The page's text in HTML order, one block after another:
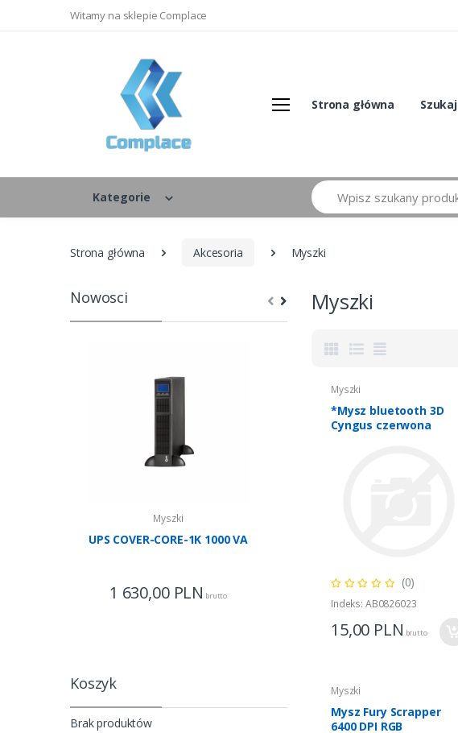
Witamy na sklepie Complace
Strona główna Szukaj
Kategorie
Szukaj
Strona główna Akcesoria Myszki
Nowosci
Myszki
UPS COVER-CORE-1K 1000 VA
1 630,00 PLN brutto 795,00 PLN
Koszyk
Brak produktów
Myszki
Myszki
*Mysz bluetooth 3D
Cyngus czerwona
(0)
Indeks: AB0826023
15,00 PLN brutto
Myszki
Mysz Fury Scrapper
6400 DPI RGB